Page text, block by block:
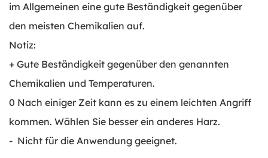
im Allgemeinen eine gute Beständigkeit gegenüber
den meisten Chemikalien auf.
Notiz:
+ Gute Beständigkeit gegenüber den genannten
Chemikalien und Temperaturen.
0 Nach einiger Zeit kann es zu einem leichten Angriff
kommen. Wählen Sie besser ein anderes Harz.
- Nicht für die Anwendung geeignet.